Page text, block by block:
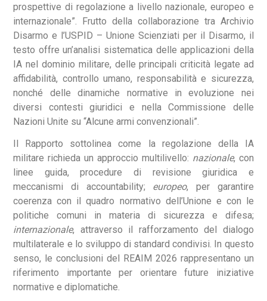
prospettive di regolazione a livello nazionale, europeo e
internazionale”. Frutto della collaborazione tra Archivio
Disarmo e l’USPID – Unione Scienziati per il Disarmo, il
testo offre un’analisi sistematica delle applicazioni della
IA nel dominio militare, delle principali criticità legate ad
affidabilità, controllo umano, responsabilità e sicurezza,
nonché delle dinamiche normative in evoluzione nei
diversi contesti giuridici e nella Commissione delle
Nazioni Unite su “Alcune armi convenzionali”.
Il Rapporto sottolinea come la regolazione della IA
militare richieda un approccio multilivello: nazionale, con
linee guida, procedure di revisione giuridica e
meccanismi di accountability; europeo, per garantire
coerenza con il quadro normativo dell’Unione e con le
politiche comuni in materia di sicurezza e difesa;
internazionale, attraverso il rafforzamento del dialogo
multilaterale e lo sviluppo di standard condivisi. In questo
senso, le conclusioni del REAIM 2026 rappresentano un
riferimento importante per orientare future iniziative
normative e diplomatiche.